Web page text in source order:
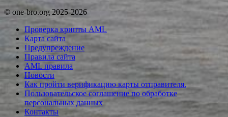
© one-bro.org 2025-2026
Проверка крипты AML
Карта сайта
Предупреждение
Правила сайта
AML правила
Новости
Как пройти верификацию карты отправителя.
Пользовательское соглашение по обработке
персональных данных
Контакты